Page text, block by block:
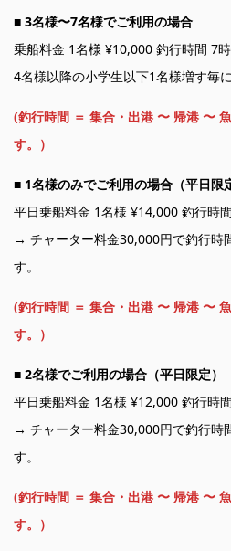
■ 3名様〜7名様でご利用の場合
乗船料金 1名様 ¥10,000 釣行時間 7
4名様以降の小学生以下1名様増す毎
(釣行時間 ＝ 集合・出港 〜 帰港 〜
す。）
■ 1名様のみでご利用の場合（平日限
平日乗船料金 1名様 ¥14,000 釣行時
→ チャーター料金30,000円で釣行時
す。
(釣行時間 ＝ 集合・出港 〜 帰港 〜
す。）
■ 2名様でご利用の場合（平日限定）
平日乗船料金 1名様 ¥12,000 釣行時
→ チャーター料金30,000円で釣行時
す。
(釣行時間 ＝ 集合・出港 〜 帰港 〜
す。）